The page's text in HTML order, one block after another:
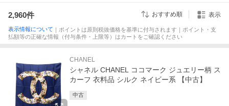
2,960件 おすすめ順 表示
表示情報について ｜ポイントは原則税抜価格を基準に付与されます｜ポイント・支
払額等の正確な情報（付与条件・上限等）はカートをご確認ください
CHANEL
シャネル CHANEL ココマーク ジュエリー柄 ス
カーフ 衣料品 シルク ネイビー系 【中古】
中古